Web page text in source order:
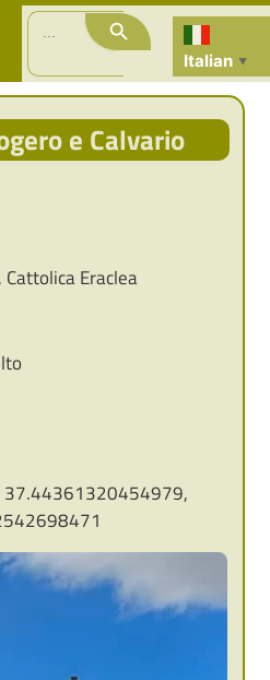
Search
for:
Search Button
Italian ▼
e Calvario
Eraclea